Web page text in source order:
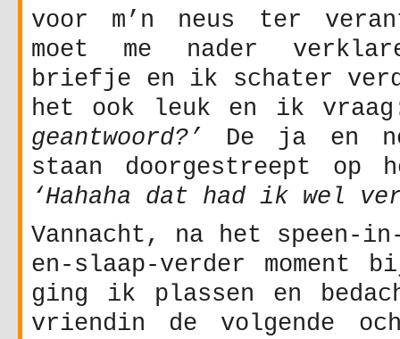
voor m’n neus ter
moet me nader
briefje en ik schater
het ook leuk en ik
geantwoord?’
De ja en
staan doorgestreept op
‘Hahaha dat had ik wel
Vannacht, na het speen-
en-slaap-verder moment
ging ik plassen en
vriendin de volgende